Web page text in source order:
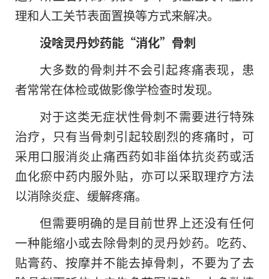
理和人工关节表面置换等方式来解决。
没啥灵丹妙药能“消化”骨刺
大多数的骨刺并不会引起疼痛表现，患
者常常在体检或做影像学检查时发现。
对于这类无症状性骨刺不需要进行特殊
治疗，只有当骨刺引起较剧烈的疼痛时，可
采用口服消炎止痛西药如非甾体抗炎药或活
血化瘀中药内服外贴，亦可以采取理疗方法
以消除炎症、缓解疼痛。
但需要明确的是目前世界上还没有任何
一种能缩小或去除骨刺的灵丹妙药。吃药、
贴膏药、按摩并不能去掉骨刺，不要为了去